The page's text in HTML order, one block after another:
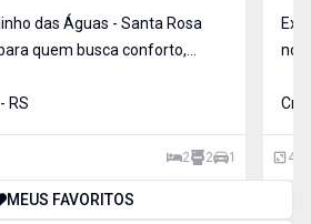
das Águas - Santa Rosa
quem busca conforto,
RS
2 2 1
no
m²,
43
MEUS FAVORITOS